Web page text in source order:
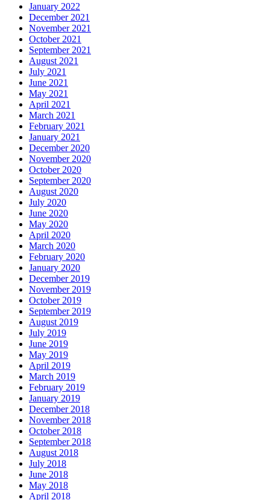
January 2022
December 2021
November 2021
October 2021
September 2021
August 2021
July 2021
June 2021
May 2021
April 2021
March 2021
February 2021
January 2021
December 2020
November 2020
October 2020
September 2020
August 2020
July 2020
June 2020
May 2020
April 2020
March 2020
February 2020
January 2020
December 2019
November 2019
October 2019
September 2019
August 2019
July 2019
June 2019
May 2019
April 2019
March 2019
February 2019
January 2019
December 2018
November 2018
October 2018
September 2018
August 2018
July 2018
June 2018
May 2018
April 2018